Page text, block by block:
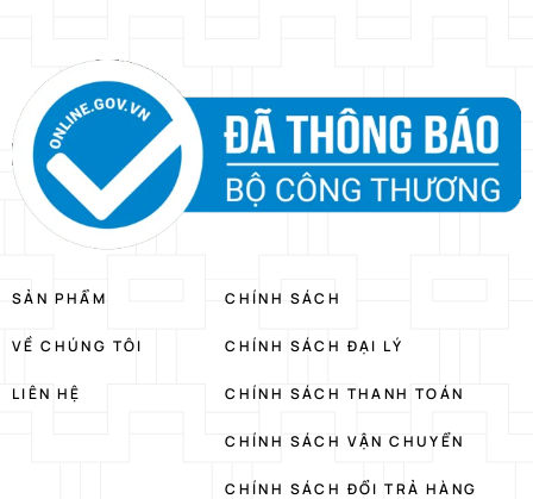
SẢN PHẨM
VỀ CHÚNG TÔI
LIÊN HỆ
CHÍNH SÁCH
CHÍNH SÁCH ĐẠI LÝ
CHÍNH SÁCH THANH TOÁN
CHÍNH SÁCH VẬN CHUYỂN
CHÍNH SÁCH ĐỔI TRẢ HÀNG